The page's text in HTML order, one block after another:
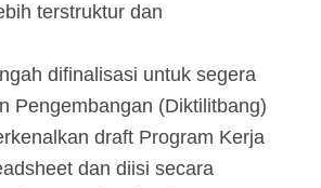
terstruktur dan
difinalisasi untuk segera
Pengembangan (Diktilitbang)
draft Program Kerja
dan diisi secara